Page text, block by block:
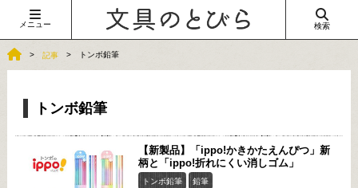
メニュー 検索
記事 トンボ鉛筆
トンボ鉛筆
【新製品】「ippo!かきかたえんぴつ」新
柄と「ippo!折れにくい消しゴム」
トンボ鉛筆 鉛筆